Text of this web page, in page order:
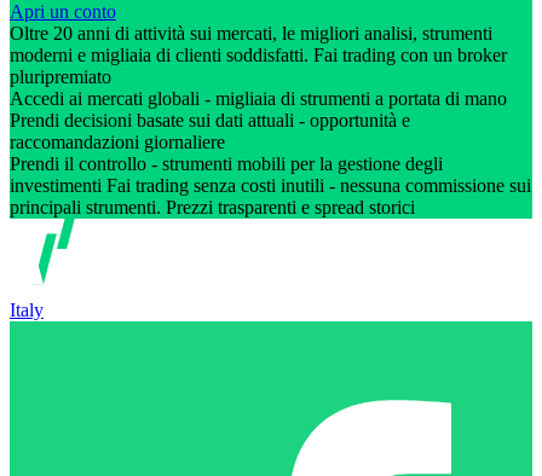
Apri un conto
Oltre 20 anni di attività sui mercati, le migliori analisi, strumenti
moderni e migliaia di clienti soddisfatti. Fai trading con un broker
pluripremiato
Accedi ai mercati globali - migliaia di strumenti a portata di mano
Prendi decisioni basate sui dati attuali - opportunità e
raccomandazioni giornaliere
Prendi il controllo - strumenti mobili per la gestione degli
investimenti Fai trading senza costi inutili - nessuna commissione sui
principali strumenti. Prezzi trasparenti e spread storici
Italy